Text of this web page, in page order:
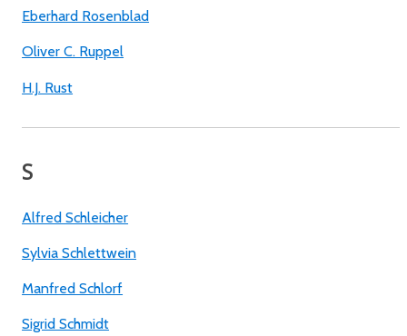
Eberhard Rosenblad
Oliver C. Ruppel
H.J. Rust
S
Alfred Schleicher
Sylvia Schlettwein
Manfred Schlorf
Sigrid Schmidt